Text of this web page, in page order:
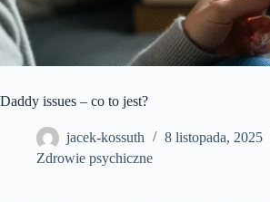
Daddy issues – co to jest?
jacek-kossuth
8 listopada, 2025
Zdrowie psychiczne